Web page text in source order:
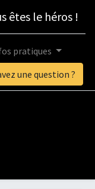
êtes le héros !
une question ?
pratiques